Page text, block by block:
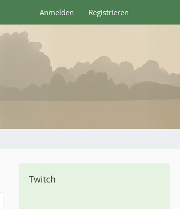
Anmelden Registrieren
Twitch